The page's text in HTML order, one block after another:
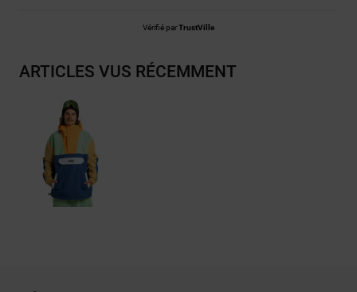
Vérifié parTrustVille
ARTICLES VUS RÉCEMMENT